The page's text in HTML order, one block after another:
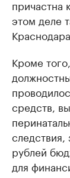
причастна
этом деле
Краснодара
Кроме
средств,
рублей
для